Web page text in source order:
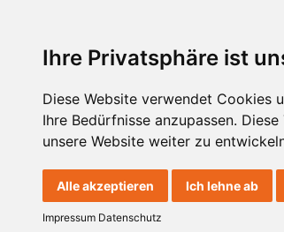
Ihre Privatsphäre ist
Diese Website verwendet Cookies
Ihre Bedürfnisse anzupassen.
unsere Website weiter zu
Alle akzeptieren Ich lehne ab
Impressum Datenschutz